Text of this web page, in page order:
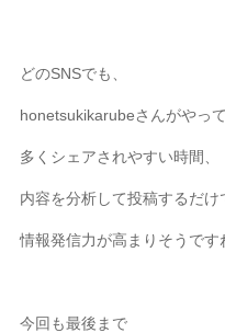
どのSNSでも、
honetsukikarubeさんがやっ
多くシェアされやすい時間、
内容を分析して投稿するだけ
情報発信力が高まりそうです
今回も最後まで